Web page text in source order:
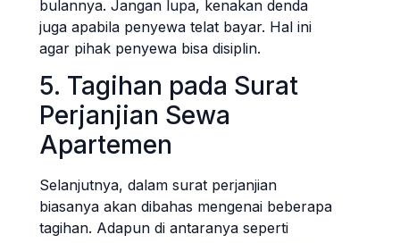
bulannya. Jangan lupa, kenakan denda
juga apabila penyewa telat bayar. Hal ini
agar pihak penyewa bisa disiplin.
5. Tagihan pada Surat
Perjanjian Sewa
Apartemen
Selanjutnya, dalam surat perjanjian
biasanya akan dibahas mengenai beberapa
tagihan. Adapun di antaranya seperti